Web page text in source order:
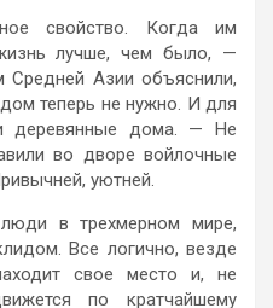
свойство. Когда им
лучше, чем было, —
Средней Азии объяснили,
теперь не нужно. И для
деревянные дома. — Не
во дворе войлочные
уютней.
в трехмерном мире,
Все логично, везде
свое место и, не
по кратчайшему